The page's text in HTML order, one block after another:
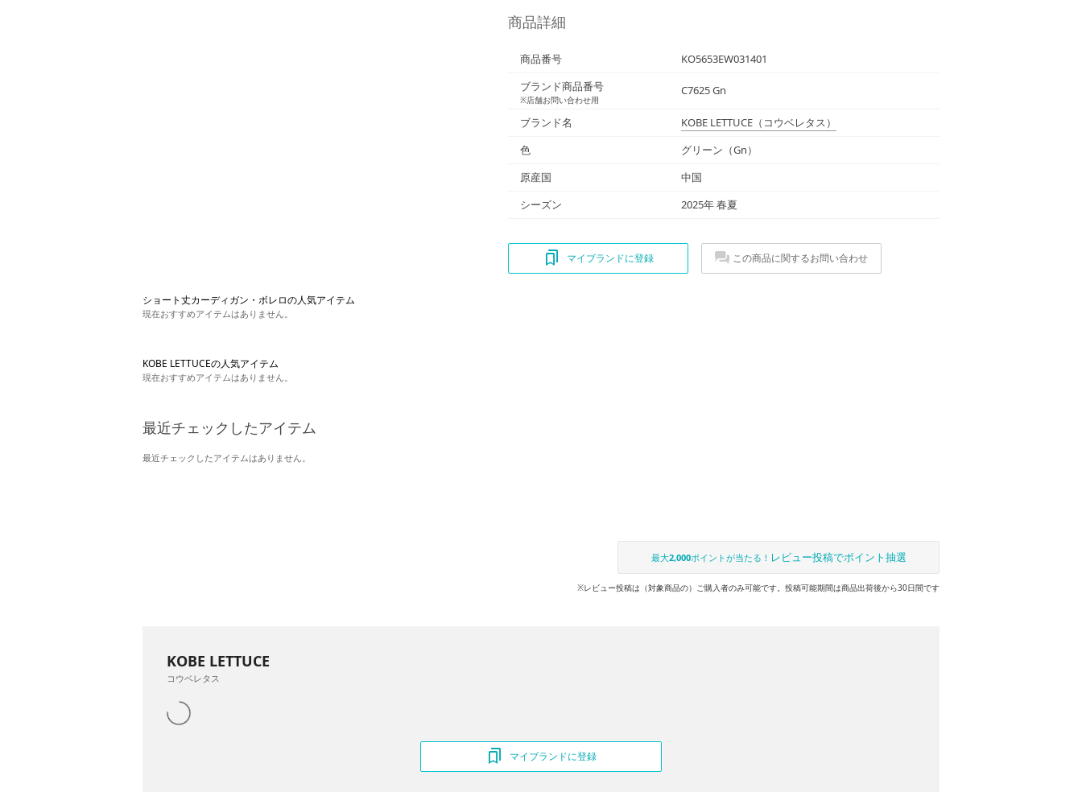
商品詳細
商品番号
KO5653EW031401
ブランド商品番号
※店舗お問い合わせ用
C7625 Gn
ブランド名 KOBE LETTUCE （コウベレタス）
色
グリーン（Gn）
原産国
中国
シーズン
2025年 春夏
マイブランドに登録 この商品に関するお問い合わせ
ショート丈カーディガン・ボレロの人気アイテム
現在おすすめアイテムはありません。
KOBE LETTUCEの人気アイテム
現在おすすめアイテムはありません。
最近チェックしたアイテム
最近チェックしたアイテムはありません。
最大2,000ポイントが当たる！ レビュー投稿でポイント抽選
※レビュー投稿は（対象商品の）ご購入者のみ可能です。投稿可能期間は商品出荷後から30日間です
KOBE LETTUCE
コウベレタス
マイブランドに登録